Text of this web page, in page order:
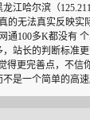
江哈尔滨（
的无法真实反映
通100多K都没有
，站长的判断标准
得更完善点，不
是一个简单的高